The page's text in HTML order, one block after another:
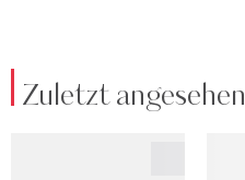
Zuletzt angesehen